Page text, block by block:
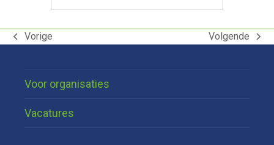
previous
Vorige
next
Volgende
Voor organisaties
Vacatures